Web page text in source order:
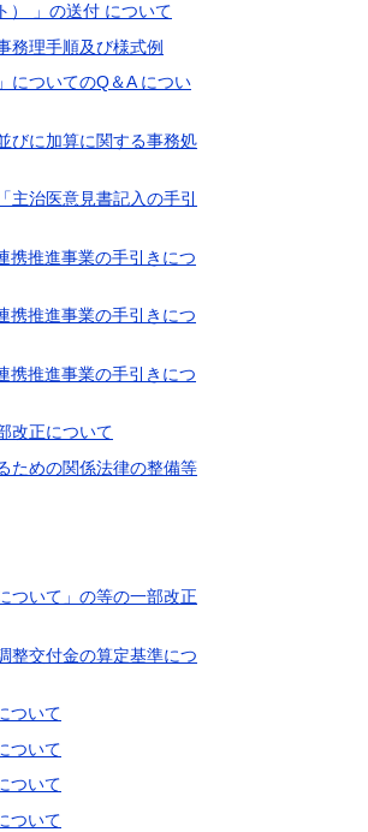
） 」の送付 について
務理手順及び様式例
についてのQ＆A につい
びに加算に関する事務処
治医意見書記入の手引
推進事業の手引きにつ
推進事業の手引きにつ
推進事業の手引きにつ
改正について
ための関係法律の整備等
ついて」の等の一部改正
整交付金の算定基準につ
ついて
ついて
ついて
ついて